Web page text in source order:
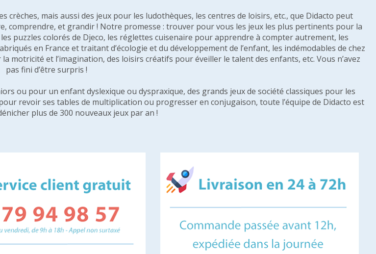
crèches, mais aussi des jeux pour les ludothèques, les centres de loisirs, etc., que Didacto peut
comprendre, et grandir ! Notre promesse : trouver pour vous les jeux les plus pertinents pour la
puzzles colorés de Djeco, les réglettes cuisenaire pour apprendre à compter autrement, les
en France et traitant d’écologie et du développement de l’enfant, les indémodables de chez
motricité et l’imagination, des loisirs créatifs pour éveiller le talent des enfants, etc. Vous n’avez
pas fini d’être surpris !
ou pour un enfant dyslexique ou dyspraxique, des grands jeux de société classiques pour les
revoir ses tables de multiplication ou progresser en conjugaison, toute l’équipe de Didacto est
plus de 300 nouveaux jeux par an !